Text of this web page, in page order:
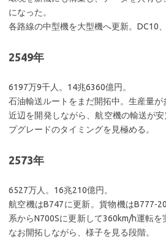
になった。
各路線の中型機を大型機へ更新。DC10
2549年
6197万9千人。14兆6360億円。
石油輸送ルートをまだ開拓中。生産量
近辺を開発しながら、航空機の輸送が
プグレードのタイミングを見極める。
2573年
6527万人。16兆210億円。
航空機はB747に更新。貨物機はB777-
系からN700Sに更新して360km/h運転
なお開拓しながら、様子を見る段階。